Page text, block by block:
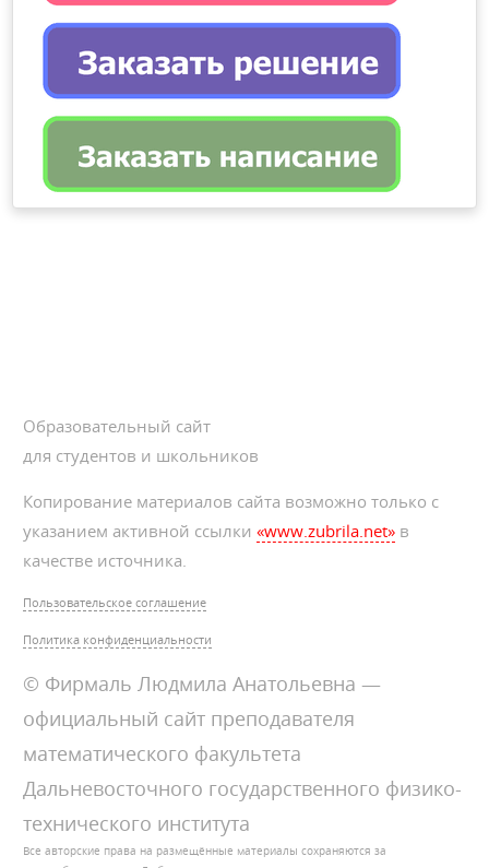
Образовательный сайт
для студентов и школьников
Копирование материалов сайта возможно только с
указанием активной ссылки«www.zubrila.net» в
качестве источника.
Пользовательское соглашение
Политика конфиденциальности
© Фирмаль Людмила Анатольевна —
официальный сайт преподавателя
математического факультета
Дальневосточного государственного физико-
технического института
Все авторские права на размещённые материалы сохраняются за